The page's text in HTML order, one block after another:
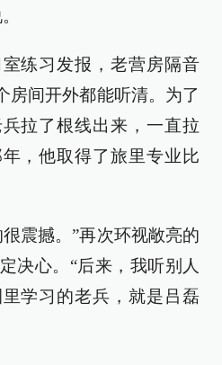
练习发报，老营房隔音
房间开外都能听清。为了
拉了根线出来，一直拉
，他取得了旅里专业比
震撼。”再次环视敞亮的
决心。“后来，我听别人
学习的老兵，就是吕磊